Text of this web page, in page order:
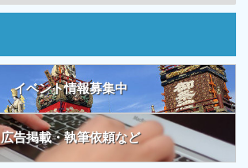
イベント情報募集中
広告掲載・執筆依頼など